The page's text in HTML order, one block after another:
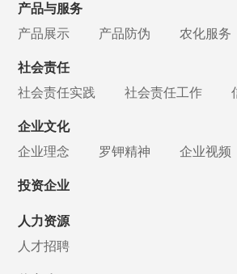
产品与服务
产品展示
产品防伪 农化服务
社会责任
社会责任实践
社会责任工作
企业文化
企业理念
罗钾精神 企业视频
投资企业
人力资源
人才招聘